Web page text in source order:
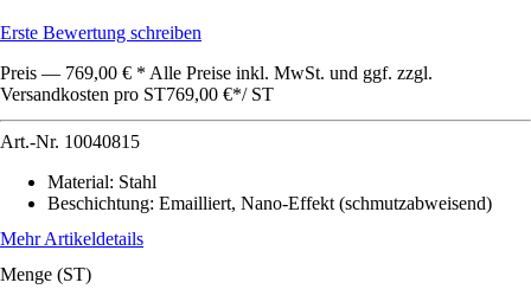
Erste Bewertung schreiben
Preis — 769,00 € * Alle Preise inkl. MwSt. und ggf. zzgl.
Versandkosten pro ST769,00 €*/ ST
Art.-Nr. 10040815
Material: Stahl
Beschichtung: Emailliert, Nano-Effekt (schmutzabweisend)
Mehr Artikeldetails
Menge (ST)